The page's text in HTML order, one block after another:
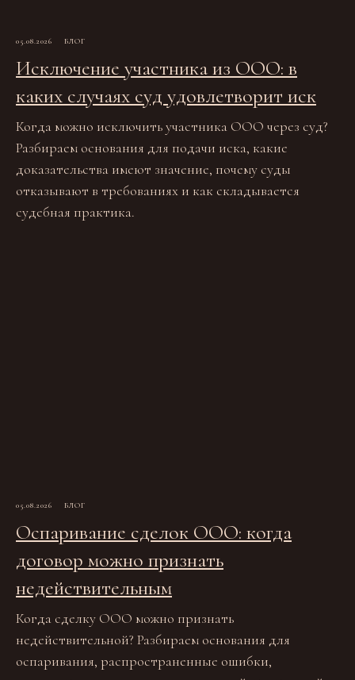
05.08.2026 БЛОГ
Исключение участника из ООО: в
каких случаях суд удовлетворит иск
Когда можно исключить участника ООО через суд?
Разбираем основания для подачи иска, какие
доказательства имеют значение, почему суды
отказывают в требованиях и как складывается
судебная практика.
05.08.2026 БЛОГ
Оспаривание сделок ООО: когда
договор можно признать
недействительным
Когда сделку ООО можно признать
недействительной? Разбираем основания для
оспаривания, распространенные ошибки,